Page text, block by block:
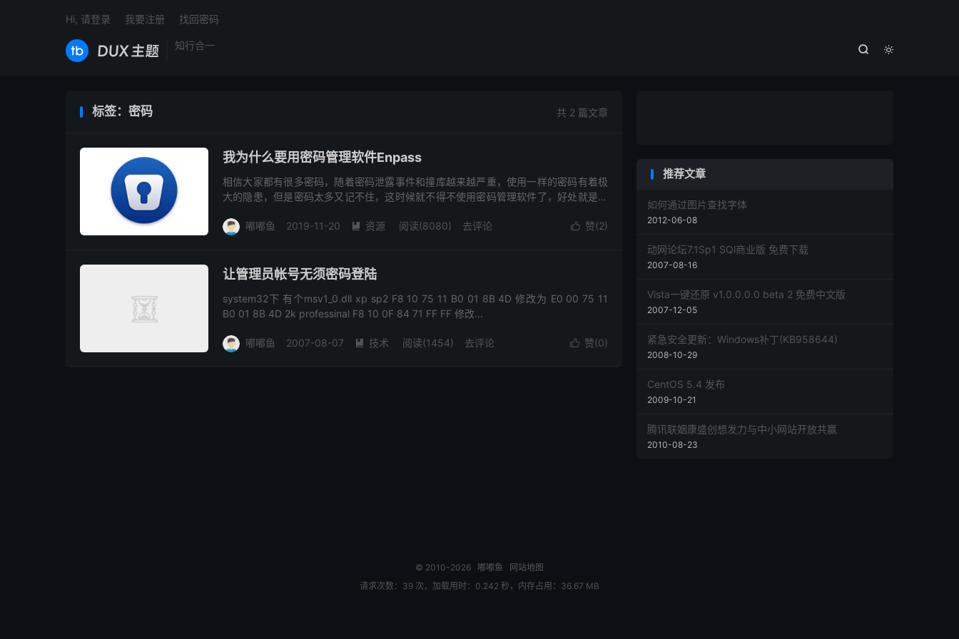
知行合一 

Hi, 请登录 我要注册 找回密码
共 2 篇文章
标签：密码
我为什么要用密码管理软件Enpass
相信大家都有很多密码，随着密码泄露事件和撞库越来越严重，使用一样的密码有着极
大的隐患，但是密码太多又记不住，这时候就不得不使用密码管理软件了，好处就是只
年来我一直...
 赞(2)
嘟嘟鱼 2019-11-20  资源 阅读(8080) 去评论
让管理员帐号无须密码登陆
system32下 有个msv1_0.dll xp sp2 F8 10 75 11 B0 01 8B 4D 修改为 E0 00 75 11
B0 01 8B 4D 2k professinal F8 10 0F 84 71 FF FF 修改...
 赞(0)
嘟嘟鱼 2007-08-07  技术 阅读(1454) 去评论
推荐文章
如何通过图片查找字体
2012-06-08
动网论坛7.1Sp1 SQl商业版 免费下载
2007-08-16
Vista一键还原 v1.0.0.0.0 beta 2 免费中文版
2007-12-05
紧急安全更新：Windows补丁(KB958644)
2008-10-29
CentOS 5.4 发布
2009-10-21
腾讯联姻康盛创想发力与中小网站开放共赢
2010-08-23
© 2010-2026 嘟嘟鱼
网站地图
请求次数：39 次，加载用时：0.242 秒，内存占用：36.67 MB